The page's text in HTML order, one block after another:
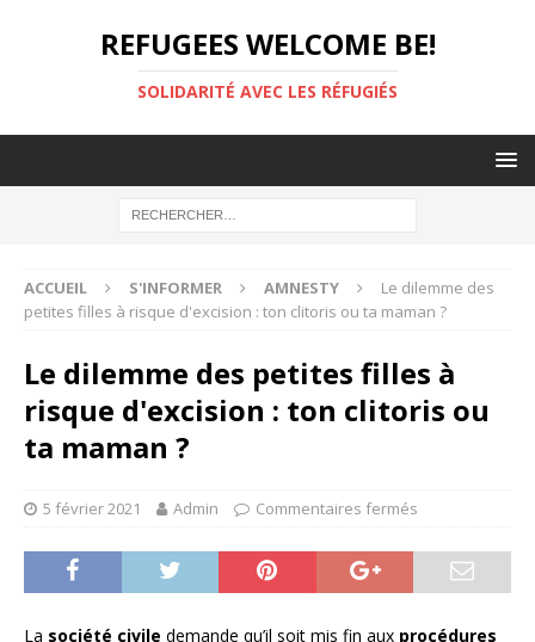
REFUGEES WELCOME BE!
SOLIDARITÉ AVEC LES RÉFUGIÉS
ACCUEIL S'INFORMER AMNESTY
Le dilemme des
petites filles à risque d'excision : ton clitoris ou ta maman ?
Le dilemme des petites filles à
risque d'excision : ton clitoris ou
ta maman ?
5 février 2021 Admin Commentaires fermés
La société civile demande qu’il soit mis fin aux procédures